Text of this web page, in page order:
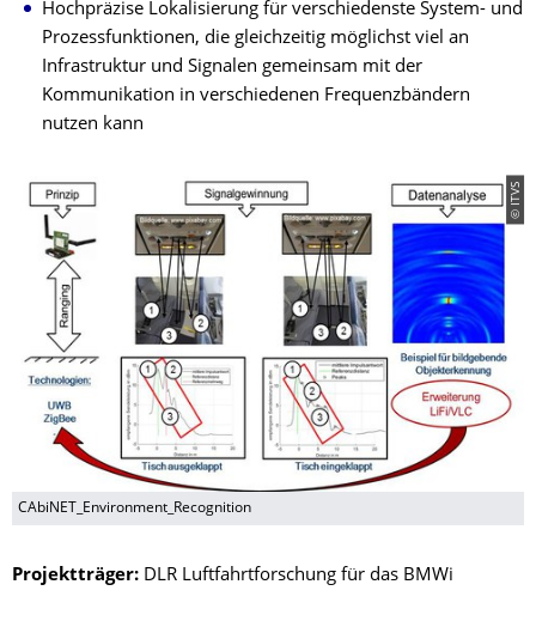
Hochpräzise Lokalisierung für verschiedenste System- und
Prozessfunktionen, die gleichzeitig möglichst viel an
Infrastruktur und Signalen gemeinsam mit der
Kommunikation in verschiedenen Frequenzbändern
nutzen kann
© ITVS
CAbiNET_Environment_Recognition
Projektträger: DLR Luftfahrtforschung für das BMWi